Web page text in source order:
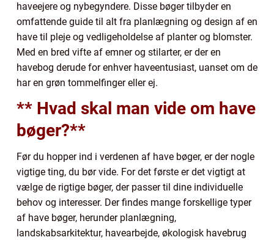
haveejere og nybegyndere. Disse bøger tilbyder en
omfattende guide til alt fra planlægning og design af en
have til pleje og vedligeholdelse af planter og blomster.
Med en bred vifte af emner og stilarter, er der en
havebog derude for enhver haveentusiast, uanset om de
har en grøn tommelfinger eller ej.
** Hvad skal man vide om have
bøger?**
Før du hopper ind i verdenen af have bøger, er der nogle
vigtige ting, du bør vide. For det første er det vigtigt at
vælge de rigtige bøger, der passer til dine individuelle
behov og interesser. Der findes mange forskellige typer
af have bøger, herunder planlægning,
landskabsarkitektur, havearbejde, økologisk havebrug